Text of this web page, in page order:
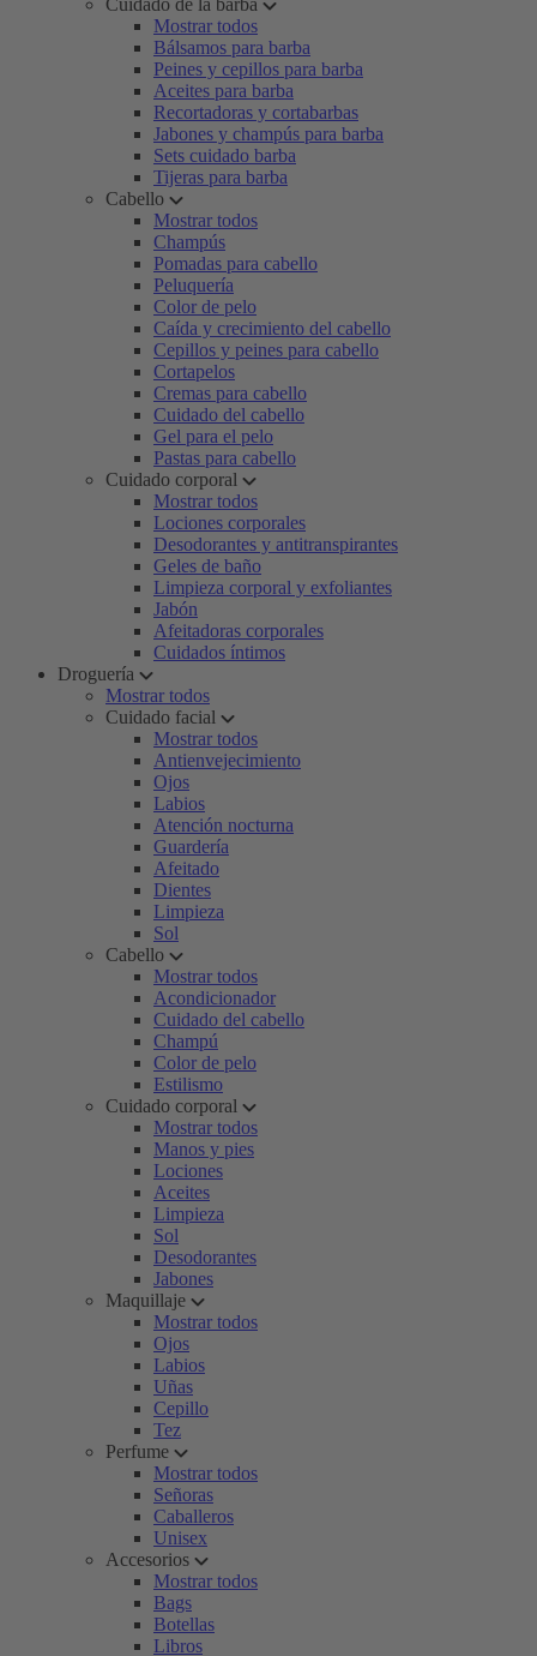
Cuidado de la barba
Mostrar todos
Bálsamos para barba
Peines y cepillos para barba
Aceites para barba
Recortadoras y cortabarbas
Jabones y champús para barba
Sets cuidado barba
Tijeras para barba
Cabello
Mostrar todos
Champús
Pomadas para cabello
Peluquería
Color de pelo
Caída y crecimiento del cabello
Cepillos y peines para cabello
Cortapelos
Cremas para cabello
Cuidado del cabello
Gel para el pelo
Pastas para cabello
Cuidado corporal
Mostrar todos
Lociones corporales
Desodorantes y antitranspirantes
Geles de baño
Limpieza corporal y exfoliantes
Jabón
Afeitadoras corporales
Cuidados íntimos
Droguería
Mostrar todos
Cuidado facial
Mostrar todos
Antienvejecimiento
Ojos
Labios
Atención nocturna
Guardería
Afeitado
Dientes
Limpieza
Sol
Cabello
Mostrar todos
Acondicionador
Cuidado del cabello
Champú
Color de pelo
Estilismo
Cuidado corporal
Mostrar todos
Manos y pies
Lociones
Aceites
Limpieza
Sol
Desodorantes
Jabones
Maquillaje
Mostrar todos
Ojos
Labios
Uñas
Cepillo
Tez
Perfume
Mostrar todos
Señoras
Caballeros
Unisex
Accesorios
Mostrar todos
Bags
Botellas
Libros